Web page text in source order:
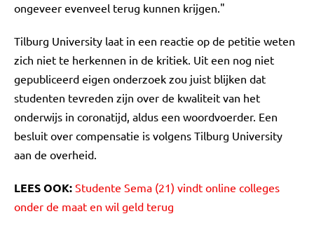
ongeveer evenveel terug kunnen krijgen."
Tilburg University laat in een reactie op de petitie weten
zich niet te herkennen in de kritiek. Uit een nog niet
gepubliceerd eigen onderzoek zou juist blijken dat
studenten tevreden zijn over de kwaliteit van het
onderwijs in coronatijd, aldus een woordvoerder. Een
besluit over compensatie is volgens Tilburg University
aan de overheid.
LEES OOK: Studente Sema (21) vindt online colleges
onder de maat en wil geld terug